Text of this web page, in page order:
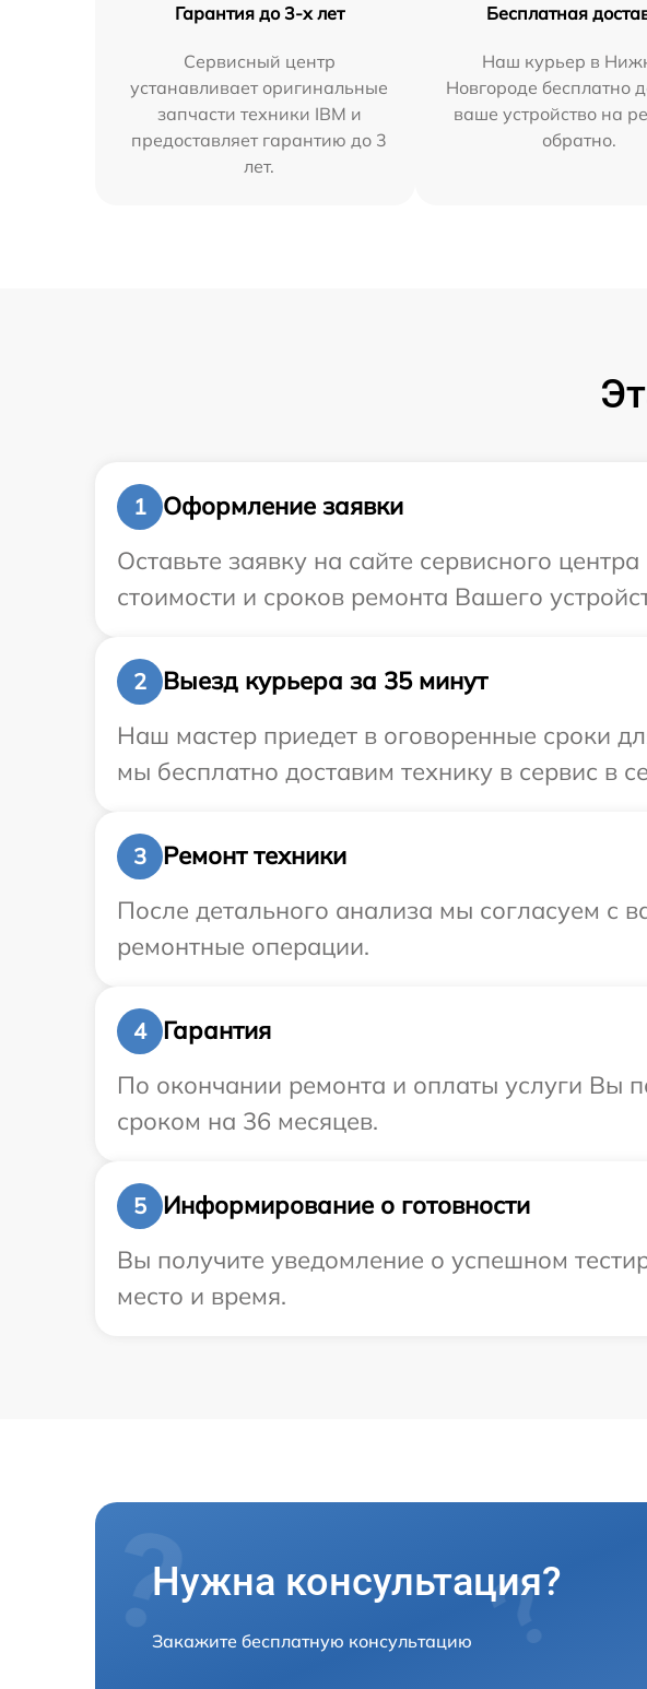
Гарантия до 3-х лет
Сервисный центр
устанавливает оригинальные
запчасти техники IBM и
предоставляет гарантию до 3
лет.
Бесплатная
Наш курьер в
Новгороде бесплатно
ваше устройство на
обратно.
1
Оформление заявки
Оставьте заявку на сайте сервисного
стоимости и сроков ремонта Вашего
2
Выезд курьера за 35 минут
Наш мастер приедет в оговоренные сроки
мы бесплатно доставим технику в сервис в
3
Ремонт техники
После детального анализа мы согласуем с
ремонтные операции.
4
Гарантия
По окончании ремонта и оплаты услуги Вы
сроком на 36 месяцев.
5
Информирование о готовности
Вы получите уведомление о успешном
место и время.
Нужна консультация?
Закажите бесплатную консультацию